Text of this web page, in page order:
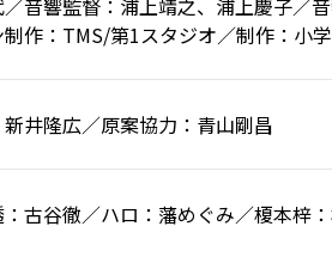
音響監督：浦上靖之、浦上慶子／
作：TMS/第1スタジオ／制作：小
井隆広／原案協力：青山剛昌
古谷徹／ハロ：藩めぐみ／榎本梓